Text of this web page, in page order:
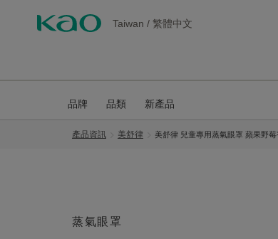
Taiwan / 繁體中文
品牌 品類 新產品
產品資訊 美舒律 美舒律 兒童專用蒸氣眼罩 蘋果野莓
蒸氣眼罩